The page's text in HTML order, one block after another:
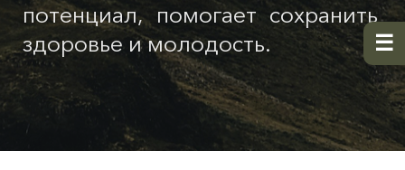
потенциал, помогает сохранить
здоровье и молодость.